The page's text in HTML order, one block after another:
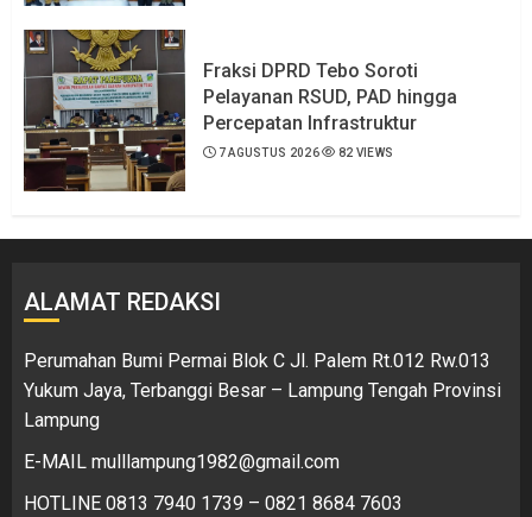
Fraksi DPRD Tebo Soroti
Pelayanan RSUD, PAD hingga
Percepatan Infrastruktur
7 AGUSTUS 2026 82 VIEWS
ALAMAT REDAKSI
Perumahan Bumi Permai Blok C Jl. Palem Rt.012 Rw.013
Yukum Jaya, Terbanggi Besar – Lampung Tengah Provinsi
Lampung
E-MAIL mulllampung1982@gmail.com
HOTLINE 0813 7940 1739 – 0821 8684 7603